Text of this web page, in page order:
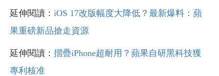
延伸閱讀： iOS 17改版幅度大降低？最新爆料：蘋
果重磅新品搶走資源
延伸閱讀： 摺疊iPhone超耐用？蘋果自研黑科技獲
專利核准